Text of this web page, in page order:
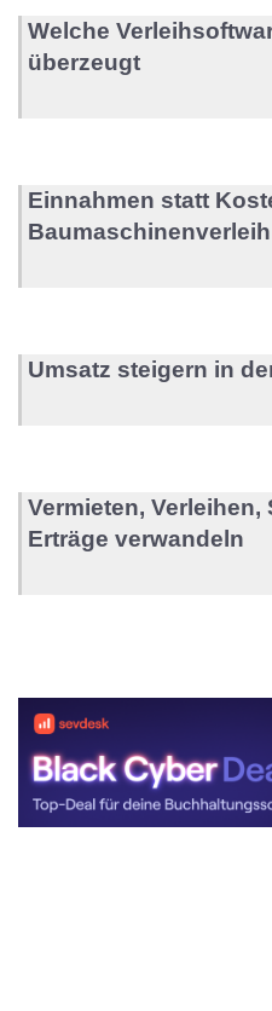
Welche
überzeugt
Einnahmen statt
Baumaschinenverleih
Umsatz steigern in
Vermieten,
Erträge verwandeln